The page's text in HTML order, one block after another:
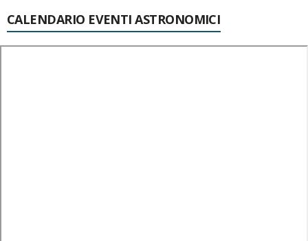
CALENDARIO EVENTI ASTRONOMICI